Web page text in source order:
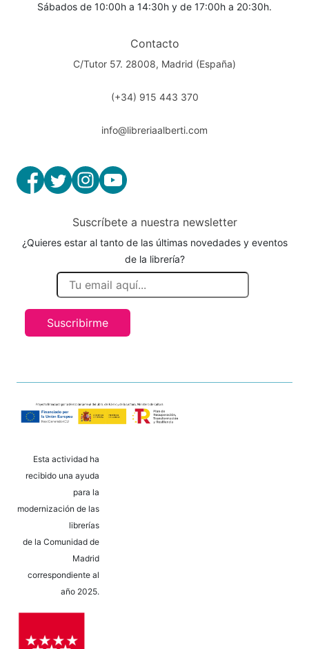
Sábados de 10:00h a 14:30h y de 17:00h a 20:30h.
Contacto
C/Tutor 57. 28008, Madrid (España)
(+34) 915 443 370
info@libreriaalberti.com
Suscríbete a nuestra newsletter
¿Quieres estar al tanto de las últimas novedades y eventos
de la librería?
Suscribirme
Esta actividad ha
recibido una ayuda
para la
modernización de las
librerías
de la Comunidad de
Madrid
correspondiente al
año 2025.